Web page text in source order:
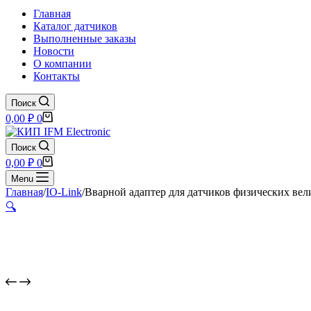
Главная
Каталог датчиков
Выполненные заказы
Новости
О компании
Контакты
Поиск
Корзина
0,00 ₽ 0
Поиск
Корзина
0,00 ₽ 0
Menu
Главная/IO-Link/Вварной адаптер для датчиков физических
🔍